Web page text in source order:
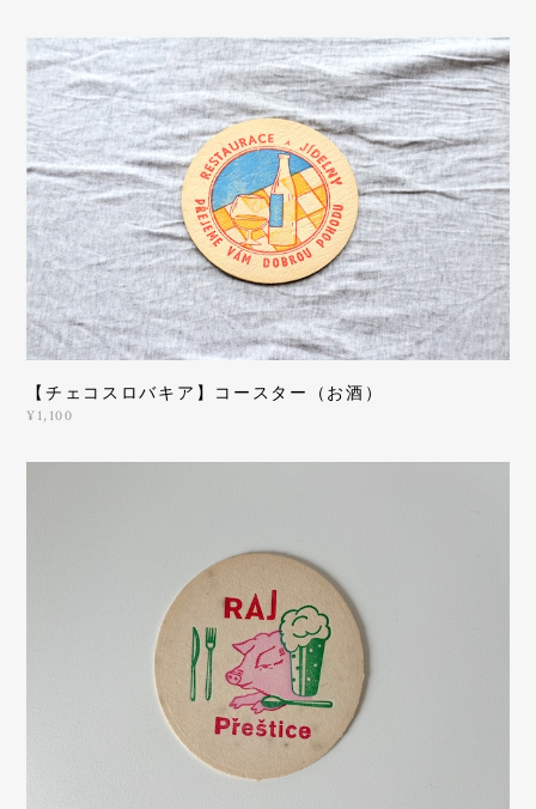
【チェコスロバキア】コースター（お酒）
¥1,100